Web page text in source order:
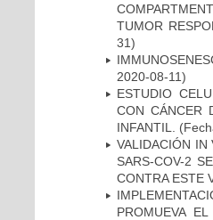
TUMOR
31)
2020-08-11)
ESTUDIO
CON CÁNCER
INFANTIL.
VALIDACIÓN IN
SARS-COV-2
CONTRA ESTE
PROMUEVA